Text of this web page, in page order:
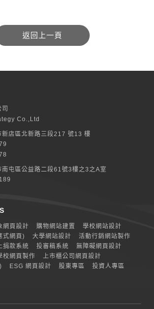
Co.,Ltd
新店區北新路三段217 號13 樓
南屯區公益路二段61號3樓之3之A室
網頁設計 購物網站建置
學校網站設計
式網頁)
大學網站設計
活動行銷網站製作
捐款系統 投審稿系統
無障礙網頁設計
校網頁製作
上市櫃公司網頁設計
ESG 網頁設計 股東專區
投資人專區